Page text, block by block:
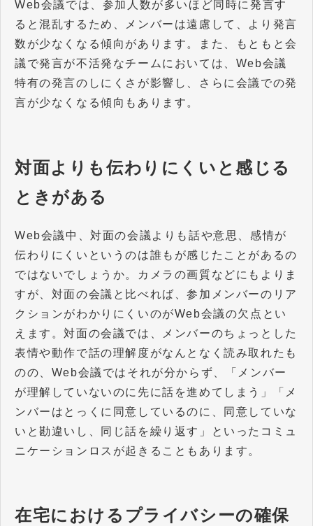
Web会議では、参加人数が多いほど同時に発言す
ると混乱するため、メンバーは遠慮して、より発言
数が少なくなる傾向があります。また、もともと会
議で発言が不活発なチームにおいては、Web会議
特有の発言のしにくさが影響し、さらに会議での発
言が少なくなる傾向もあります。
対面よりも伝わりにくいと感じる
ときがある
Web会議中、対面の会議よりも話や意思、感情が
伝わりにくいというのは誰もが感じたことがあるの
ではないでしょうか。カメラの画質などにもよりま
すが、対面の会議と比べれば、参加メンバーのリア
クションがわかりにくいのがWeb会議の欠点とい
えます。対面の会議では、メンバーのちょっとした
表情や動作で話の理解度がなんとなく読み取れたも
のの、Web会議ではそれが分からず、「メンバー
が理解していないのに先に話を進めてしまう」「メ
ンバーはとっくに同意しているのに、同意していな
いと勘違いし、同じ話を繰り返す」といったコミュ
ニケーションロスが起きることもあります。
在宅におけるプライバシーの確保